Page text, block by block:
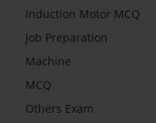
Induction Motor MCQ
Job Preparation
Machine
MCQ
Others Exam